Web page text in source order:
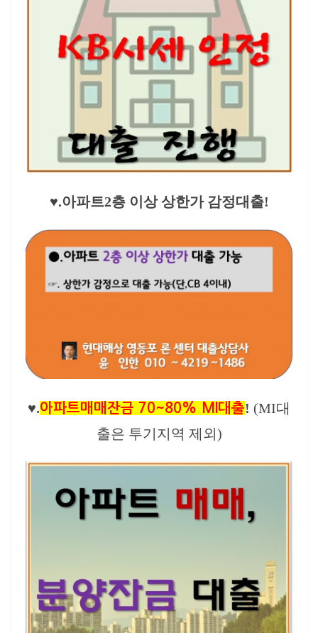
♥.아파트2층 이상 상한가 감정대출!
♥.아파트매매잔금 70~80% MI대출! (MI대
출은 투기지역 제외)